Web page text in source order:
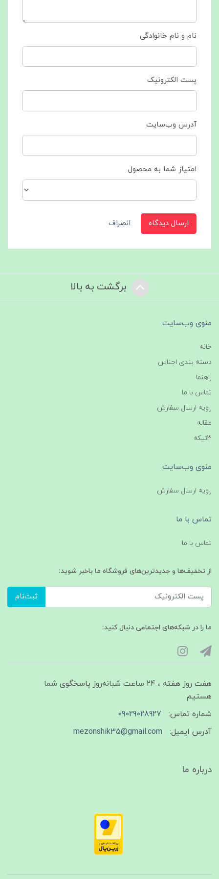
نام و نام خانوادگی
پست الکترونیک
آدرس وب‌سایت
امتیاز شما به محصول
ارسال دیدگاه انصراف
برگشت به بالا
منوی وب‌سایت
خانه
دسته بندی اجناس
راهنما
تماس با ما
رویه ارسال سفارش
مقاله
3تیکه
منوی وب‌سایت
رویه ارسال سفارش
تماس با ما
تماس با ما
از تخفیف‌ها و جدیدترین‌های فروشگاه ما باخبر شوید:
ثبت‌نام
ما را در شبکه‌های اجتماعی دنبال کنید:
هفت روز هفته ، ۲۴ ساعت شبانه‌روز پاسخگوی شما
هستیم
شماره تماس:
09029028927
آدرس ایمیل:
mezonshik35@gmail.com
درباره ما